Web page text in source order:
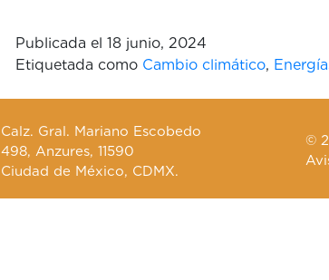
Publicada el18 junio, 2024
Etiquetada como Cambio climático,
Calz. Gral. Mariano Escobedo
498, Anzures, 11590
Ciudad de México, CDMX.
©